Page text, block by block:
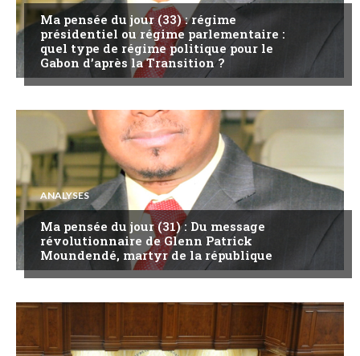
Ma pensée du jour (33) : régime
présidentiel ou régime parlementaire :
quel type de régime politique pour le
Gabon d’après la Transition ?
ANALYSES
Ma pensée du jour (31) : Du message
révolutionnaire de Glenn Patrick
Moundendé, martyr de la république